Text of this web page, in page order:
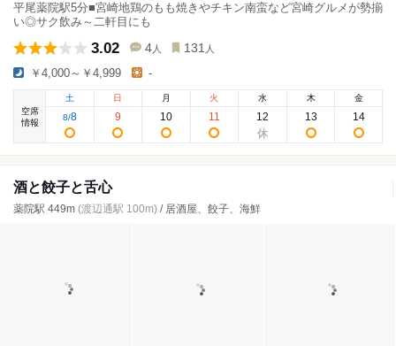
平尾薬院駅5分■宮崎地鶏のもも焼きやチキン南蛮など宮崎グルメが勢揃
い◎サク飲み～二軒目にも
3.02 4 人 131 人
￥4,000～￥4,999 -
空席
情報
土
8/8
日
9
月
10
火
11
水
12
木
13
金
14
酒と餃子と舌心
薬院駅 449m (渡辺通駅 100m) / 居酒屋、餃子、海鮮